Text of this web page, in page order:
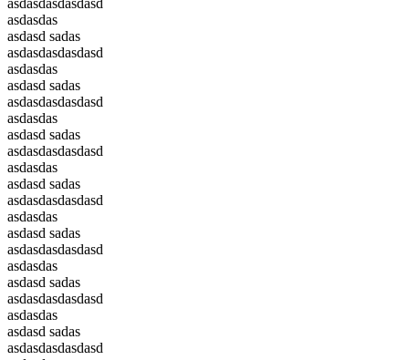
asdasdasdasdasd
asdasdas
asdasd sadas
asdasdasdasdasd
asdasdas
asdasd sadas
asdasdasdasdasd
asdasdas
asdasd sadas
asdasdasdasdasd
asdasdas
asdasd sadas
asdasdasdasdasd
asdasdas
asdasd sadas
asdasdasdasdasd
asdasdas
asdasd sadas
asdasdasdasdasd
asdasdas
asdasd sadas
asdasdasdasdasd